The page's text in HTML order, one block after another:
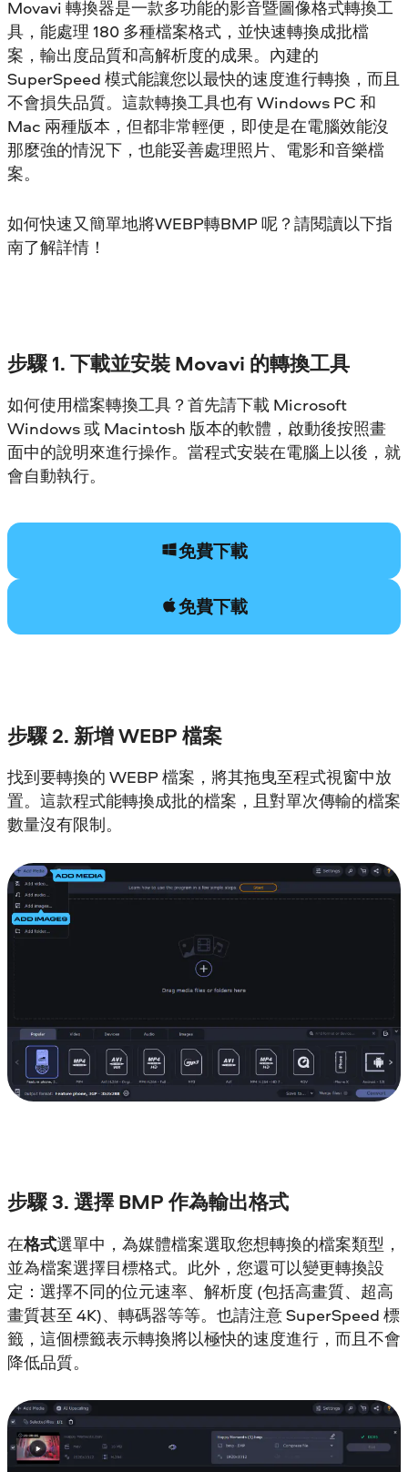
Movavi 轉換器是一款多功能的影音暨圖像格式轉換工
具，能處理 180 多種檔案格式，並快速轉換成批檔
案，輸出度品質和高解析度的成果。內建的
SuperSpeed 模式能讓您以最快的速度進行轉換，而且
不會損失品質。這款轉換工具也有 Windows PC 和
Mac 兩種版本，但都非常輕便，即使是在電腦效能沒
那麼強的情況下，也能妥善處理照片、電影和音樂檔
案。
如何快速又簡單地將WEBP轉BMP 呢？請閱讀以下指
南了解詳情！
步驟 1. 下載並安裝 Movavi 的轉換工具
如何使用檔案轉換工具？首先請下載 Microsoft
Windows 或 Macintosh 版本的軟體，啟動後按照畫
面中的說明來進行操作。當程式安裝在電腦上以後，就
會自動執行。
免費下載
免費下載
步驟 2. 新增 WEBP 檔案
找到要轉換的 WEBP 檔案，將其拖曳至程式視窗中放
置。這款程式能轉換成批的檔案，且對單次傳輸的檔案
數量沒有限制。
步驟 3. 選擇 BMP 作為輸出格式
在格式選單中，為媒體檔案選取您想轉換的檔案類型，
並為檔案選擇目標格式。此外，您還可以變更轉換設
定：選擇不同的位元速率、解析度 (包括高畫質、超高
畫質甚至 4K)、轉碼器等等。也請注意 SuperSpeed 標
籤，這個標籤表示轉換將以極快的速度進行，而且不會
降低品質。